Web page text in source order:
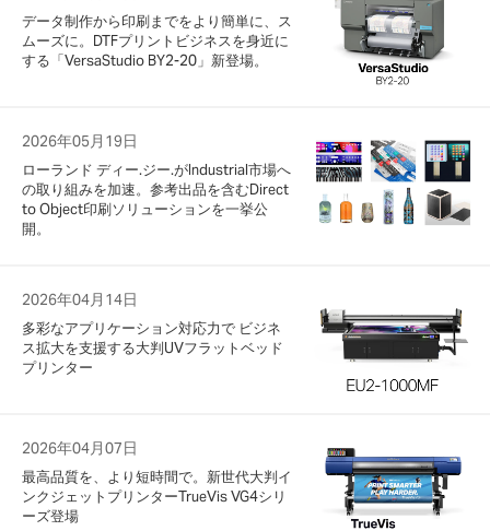
データ制作から印刷までをより簡単に、ス
ムーズに。DTFプリントビジネスを身近に
する「VersaStudio BY2-20」新登場。
2026年05月19日
ローランド ディー.ジー.がIndustrial市場へ
の取り組みを加速。参考出品を含むDirect
to Object印刷ソリューションを一挙公
開。
2026年04月14日
多彩なアプリケーション対応力で ビジネ
ス拡大を支援する大判UVフラットベッド
プリンター
2026年04月07日
最高品質を、より短時間で。新世代大判イ
ンクジェットプリンターTrueVis VG4シリ
ーズ登場